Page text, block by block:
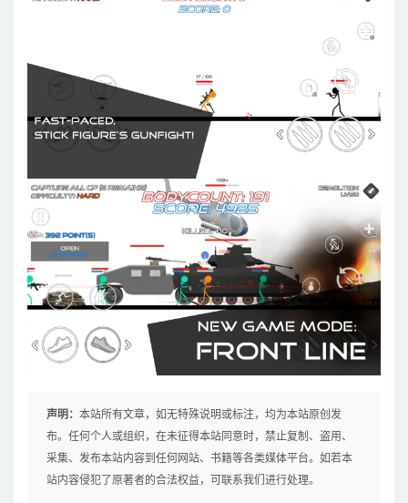
声明： 本站所有文章，如无特殊说明或标注，均为本站原创发
布。任何个人或组织，在未征得本站同意时，禁止复制、盗用、
采集、发布本站内容到任何网站、书籍等各类媒体平台。如若本
站内容侵犯了原著者的合法权益，可联系我们进行处理。